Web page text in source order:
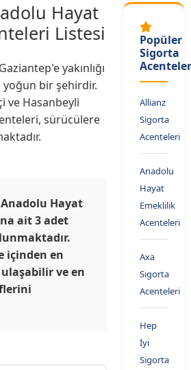
Hayat
Listesi
yakınlığı
bir şehirdir.
ve Hasanbeyli
sürücülere
Hayat
ait 3 adet
içinden en
ve en
Popüler
Sigorta
Allianz
Sigorta
Acenteleri
Anadolu
Hayat
Emeklilik
Acenteleri
Axa
Sigorta
Acenteleri
Hep
İyi
Sigorta